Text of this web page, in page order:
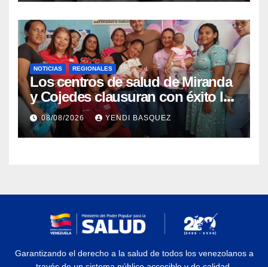
NOTICIAS REGIONALES
Los centros de salud de Miranda
y Cojedes clausuran con éxito la
Semana Mundial de la Lactancia
Materna
08/08/2026 YENDI BASQUEZ
Garantizando el derecho a la salud de todos los venezolanos a